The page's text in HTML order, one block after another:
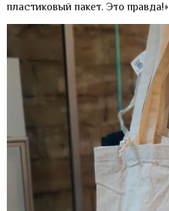
пластиковый пакет. Это правда!»